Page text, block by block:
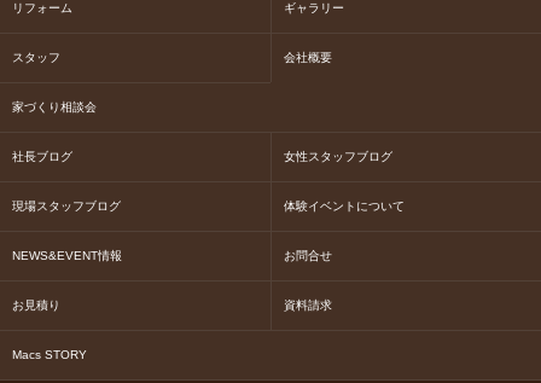
リフォーム ギャラリー
スタッフ 会社概要
家づくり相談会
社長ブログ 女性スタッフブログ
現場スタッフブログ 体験イベントについて
NEWS&EVENT情報 お問合せ
お見積り 資料請求
Macs STORY